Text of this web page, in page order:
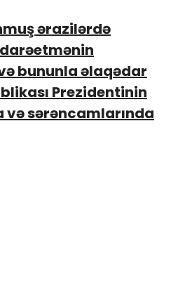
ərazilərdə
bununla əlaqədar
Prezidentinin
və sərəncamlarında